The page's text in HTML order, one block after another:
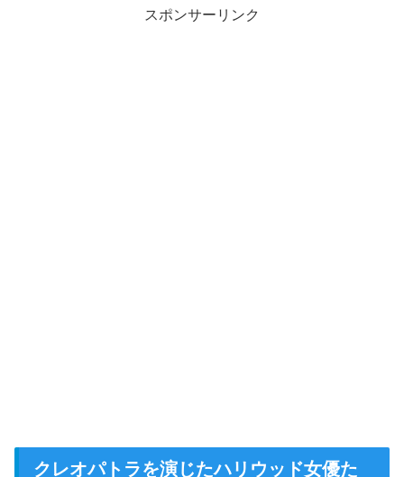
スポンサーリンク
クレオパトラを演じたハリウッド女優た